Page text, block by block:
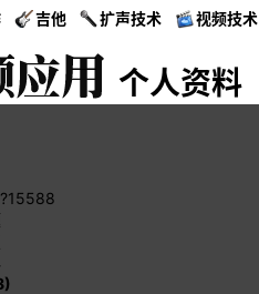
吉他 扩声技术 视频技术
个人资料